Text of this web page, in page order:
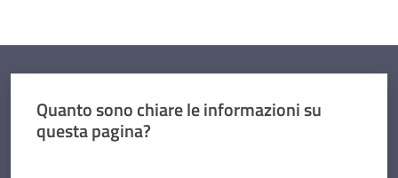
Quanto sono chiare le informazioni su
questa pagina?